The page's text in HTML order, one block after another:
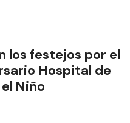
los festejos por el
Hospital de
Niño